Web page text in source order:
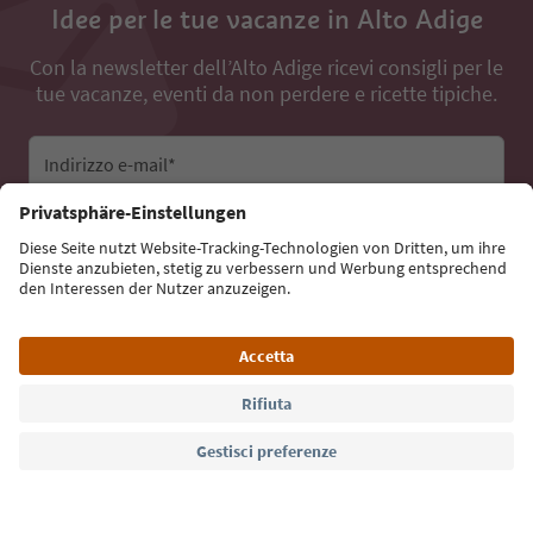
Idee per le tue vacanze in Alto Adige
Con la newsletter dell’Alto Adige ricevi consigli per le
tue vacanze, eventi da non perdere e ricette tipiche.
Indirizzo e-mail*
Iscriviti alla newsletter